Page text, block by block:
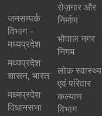
जनसम्पर्क
विभाग –
मध्यप्रदेश
मध्यप्रदेश
शासन, भारत
मध्‍यप्रदेश
विधानसभा
रोज़गार और
निर्माण
भोपाल नगर
निगम
लोक स्वास्थ्य
एवं परिवार
कल्याण
विभाग